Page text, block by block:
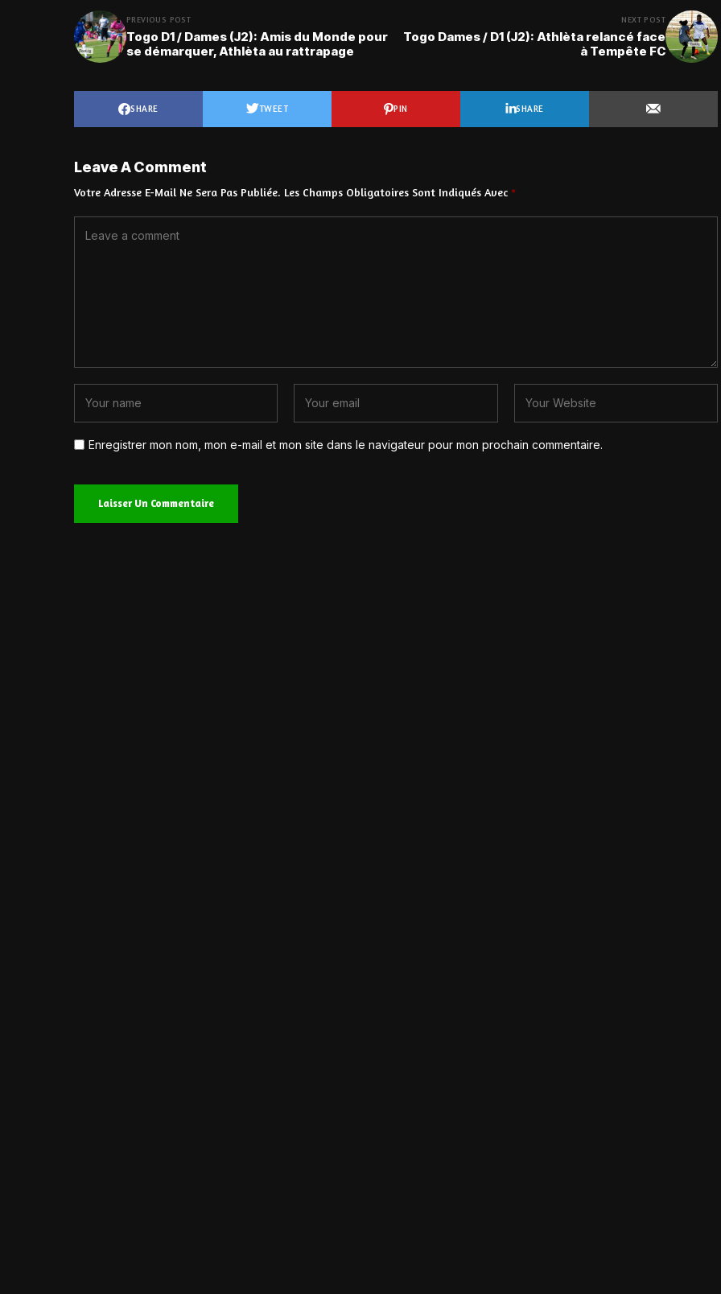
PREVIOUS POST
Togo D1 / Dames (J2): Amis du Monde pour
se démarquer, Athlèta au rattrapage
NEXT POST
Togo Dames / D1 (J2): Athlèta relancé face
à Tempête FC
SHARE TWEET PIN SHARE
Leave A Comment
Votre Adresse E-Mail Ne Sera Pas Publiée. Les Champs Obligatoires Sont Indiqués Avec *
Enregistrer mon nom, mon e-mail et mon site dans le navigateur pour mon prochain commentaire.